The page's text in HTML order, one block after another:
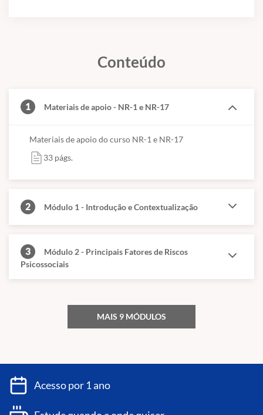
Conteúdo
1 Materiais de apoio - NR-1 e NR-17
Materiais de apoio do curso NR-1 e NR-17
33 págs.
2 Módulo 1 - Introdução e Contextualização
3
Módulo 2 - Principais Fatores de Riscos
Psicossociais
MAIS 9 MÓDULOS
Acesso por 1 ano